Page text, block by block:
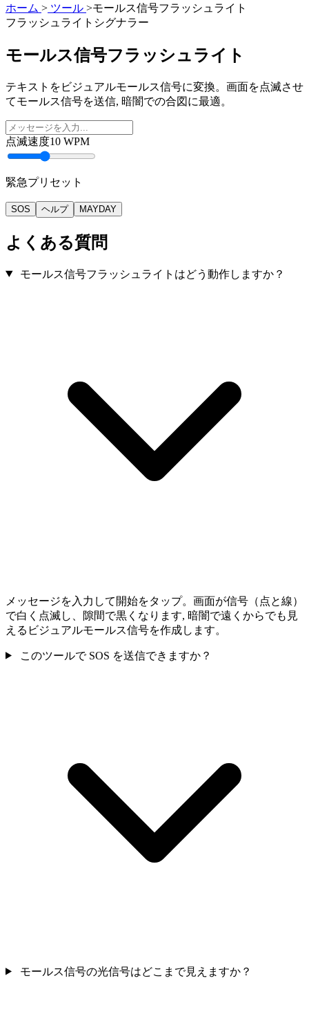
ホーム > ツール >モールス信号フラッシュライト
フラッシュライトシグナラー
モールス信号フラッシュライト
テキストをビジュアルモールス信号に変換。画面を点滅させ
てモールス信号を送信, 暗闇での合図に最適。
点滅速度10 WPM
緊急プリセット
SOS ヘルプ MAYDAY
よくある質問
モールス信号フラッシュライトはどう動作しますか？
メッセージを入力して開始をタップ。画面が信号（点と線）
で白く点滅し、隙間で黒くなります, 暗闇で遠くからでも見
えるビジュアルモールス信号を作成します。
このツールで SOS を送信できますか？
モールス信号の光信号はどこまで見えますか？